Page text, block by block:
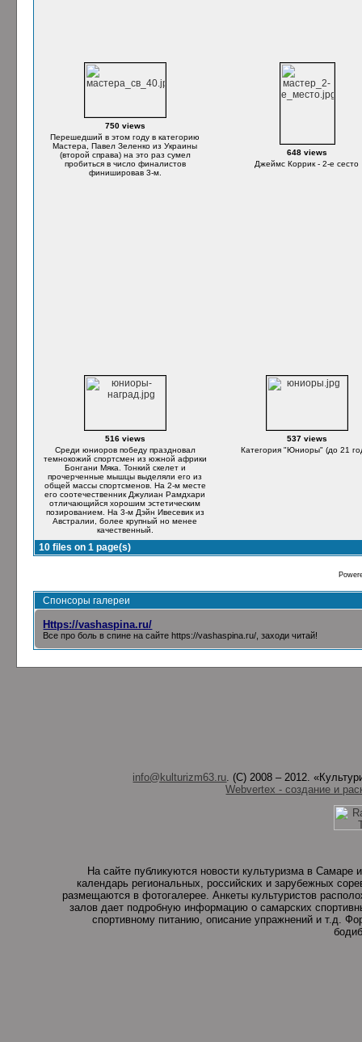
750 views
Перешедший в этом году в категорию
Мастера, Павел Зеленко из Украины
(второй справа) на это раз сумел
пробиться в число финалистов
финишировав 3-м.
648 views
Джеймс Коррик - 2-е сесто
516 views
Среди юниоров победу праздновал
темнокожий спортсмен из южной африки
Бонгани Мяка. Тонкий скелет и
прочерченные мышцы выделяли его из
общей массы спортсменов. На 2-м месте
его соотечественник Джулиан Рамдхари
отличающийся хорошим эстетическим
позированием. На 3-м Дэйн Ивесевик из
Австралии, более крупный но менее
качественный.
537 views
Категория "Юниоры" (до 21
10 files on 1 page(s)
Спонсоры галереи
Https://vashaspina.ru/
Все про боль в спине на сайтеhttps://vashaspina.ru/ , заходи читай!
info@kulturizm63.ru. (C) 2008 – 2012.
Webvertex - создание и
На сайте публикуются новости культуризма в
календарь региональных, российских и зарубежных
размещаются в фотогалерее. Анкеты культуристов
залов дает подробную информацию о самарских
спортивному питанию, описание упражнений и т.д.